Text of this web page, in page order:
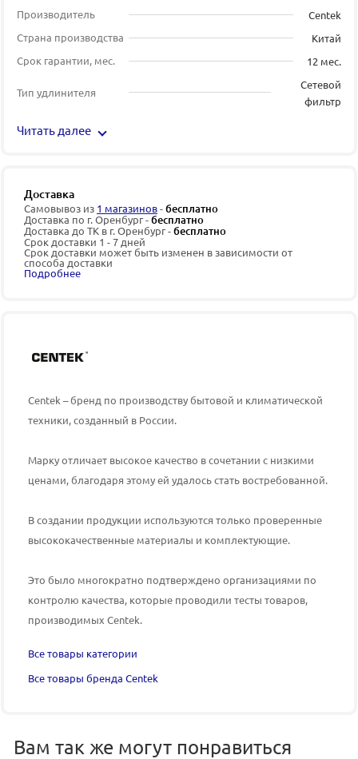
Производитель
Centek
Страна производства
Китай
Срок гарантии, мес.
12 мес.
Тип удлинителя
Сетевой
фильтр
Читать далее
Доставка
Самовывоз из 1 магазинов-бесплатно
Доставка по г. Оренбург -бесплатно
Доставка до ТК в г. Оренбург -бесплатно
Срок доставки 1 - 7 дней
Срок доставки может быть изменен в зависимости от
способа доставки
Подробнее
Centek – бренд по производству бытовой и климатической
техники, созданный в России.
Марку отличает высокое качество в сочетании с низкими
ценами, благодаря этому ей удалось стать востребованной.
В создании продукции используются только проверенные
высококачественные материалы и комплектующие.
Это было многократно подтверждено организациями по
контролю качества, которые проводили тесты товаров,
производимых Centek.
Все товары категории
Все товары бренда Centek
Вам так же могут понравиться